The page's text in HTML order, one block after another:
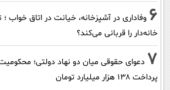
6 وفاداری در آشپزخانه، خیانت در اتاق خواب
خانه‌دار را قربانی می‌کند؟
7 دعوای حقوقی میان دو نهاد دولتی؛
پرداخت ۱۳۸ هزار میلیارد تومان